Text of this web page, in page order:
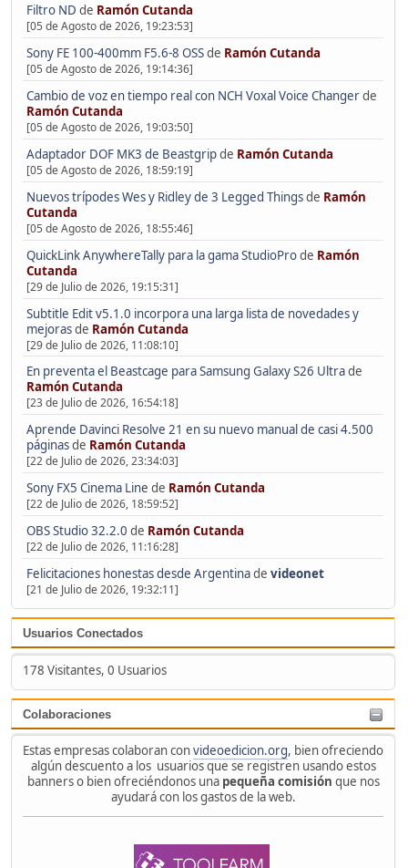
Filtro ND de Ramón Cutanda
[05 de Agosto de 2026, 19:23:53]
Sony FE 100-400mm F5.6-8 OSSde Ramón Cutanda
[05 de Agosto de 2026, 19:14:36]
Cambio de voz en tiempo real con NCH Voxal Voice Changerde
Ramón Cutanda
[05 de Agosto de 2026, 19:03:50]
Adaptador DOF MK3 de Beastgripde Ramón Cutanda
[05 de Agosto de 2026, 18:59:19]
Nuevos trípodes Wes y Ridley de 3 Legged Thingsde Ramón
Cutanda
[05 de Agosto de 2026, 18:55:46]
QuickLink AnywhereTally para la gama StudioProde Ramón
Cutanda
[29 de Julio de 2026, 19:15:31]
Subtitle Edit v5.1.0 incorpora una larga lista de novedades y
mejorasde Ramón Cutanda
[29 de Julio de 2026, 11:08:10]
En preventa el Beastcage para Samsung Galaxy S26 Ultrade
Ramón Cutanda
[23 de Julio de 2026, 16:54:18]
Aprende Davinci Resolve 21 en su nuevo manual de casi 4.500
páginasde Ramón Cutanda
[22 de Julio de 2026, 23:34:03]
Sony FX5 Cinema Line de Ramón Cutanda
[22 de Julio de 2026, 18:59:52]
OBS Studio 32.2.0 de Ramón Cutanda
[22 de Julio de 2026, 11:16:28]
Felicitaciones honestas desde Argentinade videonet
[21 de Julio de 2026, 19:32:11]
Usuarios Conectados
178 Visitantes, 0 Usuarios
Colaboraciones
Estas empresas colaboran convideoedicion.org, bien ofreciendo
algún descuento a los usuarios que se registren usando estos
banners o bien ofreciéndonos una pequeña comisión que nos
ayudará con los gastos de la web.